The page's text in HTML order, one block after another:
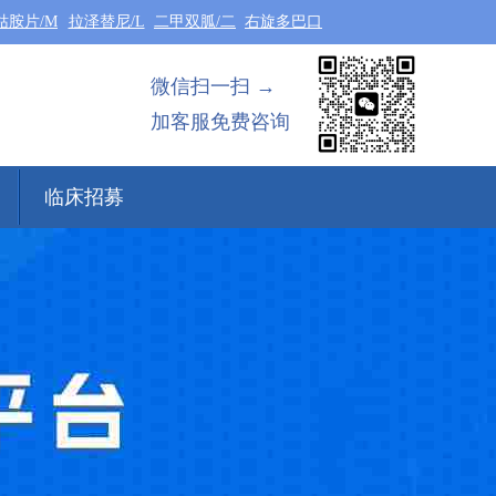
胺片/M 拉泽替尼/L 二甲双胍/二 右旋多巴口
微信扫一扫 →
加客服免费咨询
临床招募